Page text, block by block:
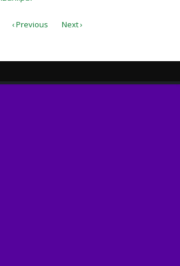
‹ Previous Next ›